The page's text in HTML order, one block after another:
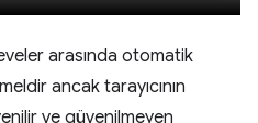
arasında otomatik
ancak tarayıcının
ve güvenilmeyen